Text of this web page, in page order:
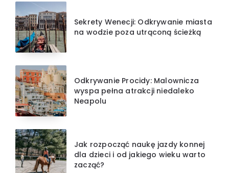
Sekrety Wenecji: Odkrywanie miasta
na wodzie poza utrąconą ścieżką
Odkrywanie Procidy: Malownicza
wyspa pełna atrakcji niedaleko
Neapolu
Jak rozpocząć naukę jazdy konnej
dla dzieci i od jakiego wieku warto
zacząć?